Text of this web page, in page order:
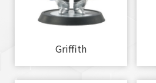
Griffith